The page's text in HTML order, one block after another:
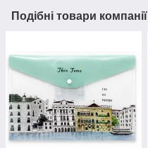
Подібні товари компанії